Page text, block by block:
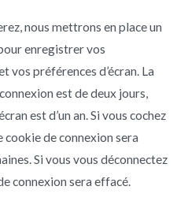
nous mettrons en place un
enregistrer vos
vos préférences d’écran. La
est de deux jours,
est d’un an. Si vous cochez
cookie de connexion sera
Si vous vous déconnectez
connexion sera effacé.